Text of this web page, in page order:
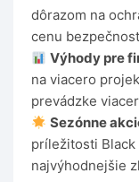
dôrazom na
cenu
Výhody pre
na viacero
prevádzke
Sezónne
príležitosti Black
najvýhodnejšie